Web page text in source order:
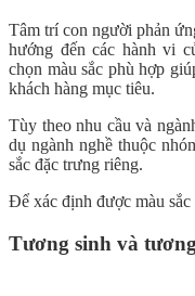
Tâm trí con người phản
hướng đến các hành vi
chọn màu sắc phù hợp
khách hàng mục tiêu.
Tùy theo nhu cầu và
dụ ngành nghề thuộc
sắc đặc trưng riêng.
Để xác định được màu
Tương sinh và